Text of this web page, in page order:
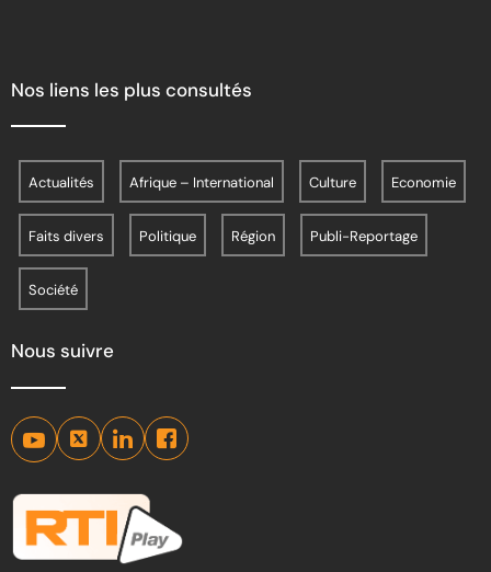
Nos liens les plus consultés
Actualités Afrique – International Culture Economie
Faits divers Politique Région Publi-Reportage
Société
Nous suivre